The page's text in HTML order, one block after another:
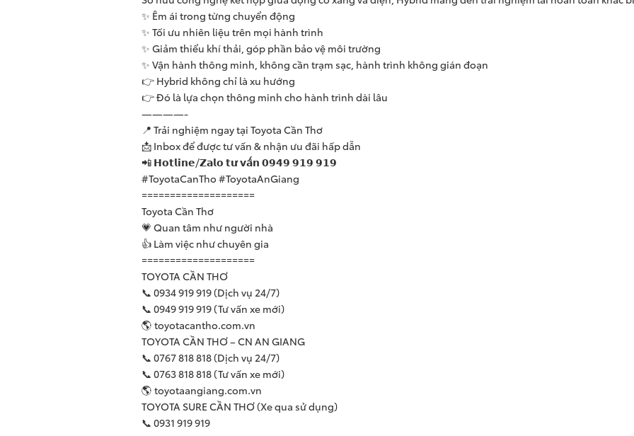
✨ Êm ái trong từng chuyển động
✨ Tối ưu nhiên liệu trên mọi hành trình
✨ Giảm thiểu khí thải, góp phần bảo vệ môi trường
✨ Vận hành thông minh, không cần trạm sạc, hành trình không gián đoạn
👉 Hybrid không chỉ là xu hướng
👉 Đó là lựa chọn thông minh cho hành trình dài lâu
————-
📍 Trải nghiệm ngay tại Toyota Cần Thơ
📩 Inbox để được tư vấn & nhận ưu đãi hấp dẫn
📲 𝗛𝗼𝘁𝗹𝗶𝗻𝗲/𝗭𝗮𝗹𝗼 𝘁𝘂̛ 𝘃𝗮̂́𝗻 𝟬𝟵𝟰𝟵 𝟵𝟭𝟵 𝟵𝟭𝟵
#ToyotaCanTho #ToyotaAnGiang
====================
Toyota Cần Thơ
💗 Quan tâm như người nhà
👍 Làm việc như chuyên gia
====================
TOYOTA CẦN THƠ
📞 0934 919 919 (Dịch vụ 24/7)
📞 0949 919 919 (Tư vấn xe mới)
🌎 toyotacantho.com.vn
TOYOTA CẦN THƠ – CN AN GIANG
📞 0767 818 818 (Dịch vụ 24/7)
📞 0763 818 818 (Tư vấn xe mới)
🌎 toyotaangiang.com.vn
TOYOTA SURE CẦN THƠ (Xe qua sử dụng)
📞 0931 919 919